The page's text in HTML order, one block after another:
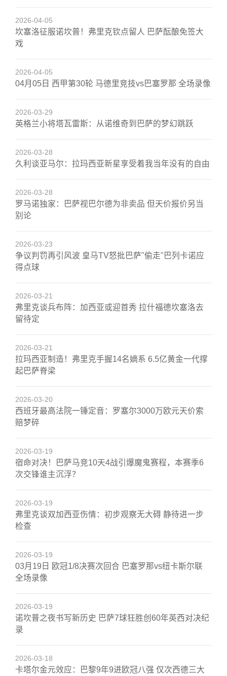
2026-04-05
坎塞洛征服诺坎普！弗里克钦点留人 巴萨酝酿免签大
戏
2026-04-05
04月05日 西甲第30轮 马德里竞技vs巴塞罗那 全场录像
2026-03-29
英格兰小将塔瓦雷斯：从诺维奇到巴萨的梦幻跳跃
2026-03-28
久利谈亚马尔：拉玛西亚新星享受着我当年没有的自由
2026-03-28
罗马诺独家：巴萨视巴尔德为非卖品 但天价报价另当
别论
2026-03-23
争议判罚再引风波 皇马TV怒批巴萨"偷走"巴列卡诺应
得点球
2026-03-21
弗里克谈兵布阵：加西亚或迎首秀 拉什福德坎塞洛去
留待定
2026-03-21
拉玛西亚制造！弗里克手握14名嫡系 6.5亿黄金一代撑
起巴萨脊梁
2026-03-20
西班牙最高法院一锤定音：罗塞尔3000万欧元天价索
赔梦碎
2026-03-19
宿命对决！巴萨马竞10天4战引爆魔鬼赛程，本赛季6
次交锋谁主沉浮？
2026-03-19
弗里克谈双加西亚伤情：初步观察无大碍 静待进一步
检查
2026-03-19
03月19日 欧冠1/8决赛次回合 巴塞罗那vs纽卡斯尔联
全场录像
2026-03-19
诺坎普之夜书写新历史 巴萨7球狂胜创60年英西对决纪
录
2026-03-18
卡塔尔金元效应：巴黎9年9进欧冠八强 仅次西德三大